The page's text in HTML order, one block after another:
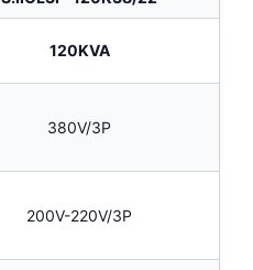
120KVA
380V/3P
200V-220V/3P